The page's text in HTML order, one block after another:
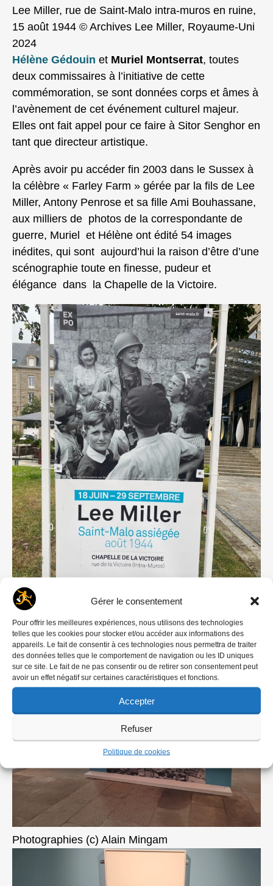
Gérer le consentement
Pour offrir les meilleures expériences, nous utilisons des technologies
telles que les cookies pour stocker et/ou accéder aux informations des
appareils. Le fait de consentir à ces technologies nous permettra de traiter
des données telles que le comportement de navigation ou les ID uniques
sur ce site. Le fait de ne pas consentir ou de retirer son consentement peut
avoir un effet négatif sur certaines caractéristiques et fonctions.
Accepter
Refuser
Politique de cookies
Lee Miller, rue de Saint-Malo intra-muros en ruine,
15 août 1944 © Archives Lee Miller, Royaume-Uni
2024
Hélène Gédouin et Muriel Montserrat, toutes
deux commissaires à l’initiative de cette
commémoration, se sont données corps et âmes à
l’avènement de cet événement culturel majeur.
Elles ont fait appel pour ce faire à Sitor Senghor en
tant que directeur artistique.
Après avoir pu accéder fin 2003 dans le Sussex à
la célèbre « Farley Farm » gérée par la fils de Lee
Miller, Antony Penrose et sa fille Ami Bouhassane,
aux milliers de photos de la correspondante de
guerre, Muriel et Hélène ont édité 54 images
inédites, qui sont aujourd’hui la raison d’être d’une
scénographie toute en finesse, pudeur et
élégance dans la Chapelle de la Victoire.
Photographies (c) Alain Mingam